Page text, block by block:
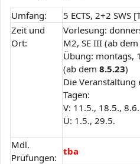
Umfang:
5 ECTS, 2+2 SWS
Zeit und
Ort:
Vorlesung:
M2, SE III (ab dem
Übung: montags,
(ab dem 8.5.23)
Die
Tagen:
V: 11.5., 18.5., 8.6.
Ü: 1.5., 29.5.
Mdl.
Prüfungen:
tba